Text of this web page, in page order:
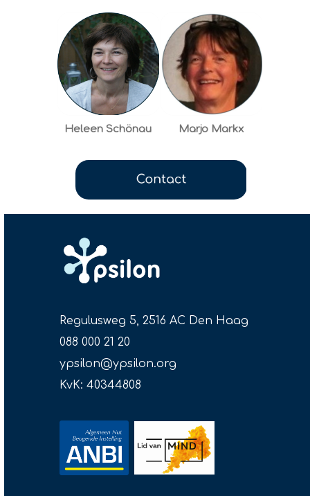
Heleen Schönau Marjo Markx
Regulusweg 5, 2516 AC Den Haag
088 000 21 20
ypsilon@ypsilon.org
KvK: 40344808